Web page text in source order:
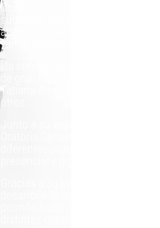
Comenzó como todos, con
sumando cada vez a más
atención y ser contratado por
varios medios de comunicación.
Tatiana Arias, Margarita Pasos y
otros.